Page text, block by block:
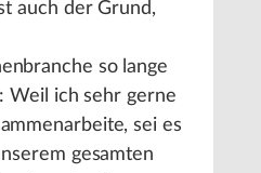
auch der Grund,
so lange
Weil ich sehr gerne
sei es
gesamten